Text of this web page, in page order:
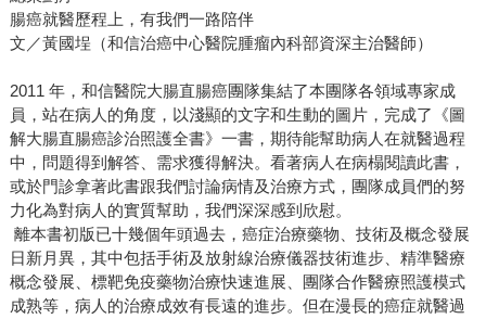
腸癌就醫歷程上，有我們一路陪伴
文／黃國埕（和信治癌中心醫院腫瘤內科部資深主治醫師）
2011 年，和信醫院大腸直腸癌團隊集結了本團隊各領域專家成
員，站在病人的角度，以淺顯的文字和生動的圖片，完成了《圖
解大腸直腸癌診治照護全書》一書，期待能幫助病人在就醫過程
中，問題得到解答、需求獲得解決。看著病人在病榻閱讀此書，
或於門診拿著此書跟我們討論病情及治療方式，團隊成員們的努
力化為對病人的實質幫助，我們深深感到欣慰。
離本書初版已十幾個年頭過去，癌症治療藥物、技術及概念發展
日新月異，其中包括手術及放射線治療儀器技術進步、精準醫療
概念發展、標靶免疫藥物治療快速進展、團隊合作醫療照護模式
成熟等，病人的治療成效有長遠的進步。但在漫長的癌症就醫過